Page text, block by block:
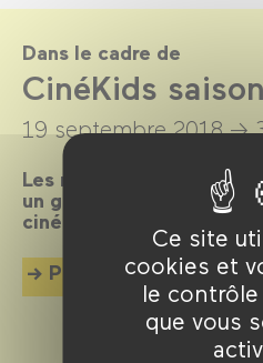
Ce site
cookies et
le contrôle
que vous
Dans le cadre de
CinéKids
19 septembre 2018 →
Les mercredis et
un goûter et des
cinéphiles en herbe de
Plus d'info